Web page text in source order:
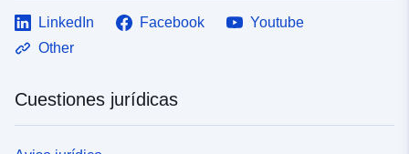
LinkedIn Facebook
Youtube
Other
Cuestiones jurídicas